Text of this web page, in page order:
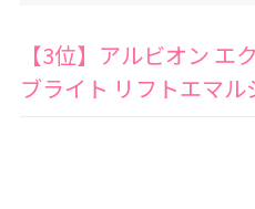
【3位】アルビオン エ
ブライト リフトエマル